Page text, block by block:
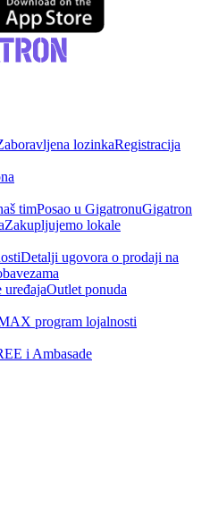
lozinkaRegistracija
timPosao u GigatronuGigatron
Zakupljujemo lokale
Detalji ugovora o prodaji na
uređajaOutlet ponuda
program lojalnosti
i Ambasade